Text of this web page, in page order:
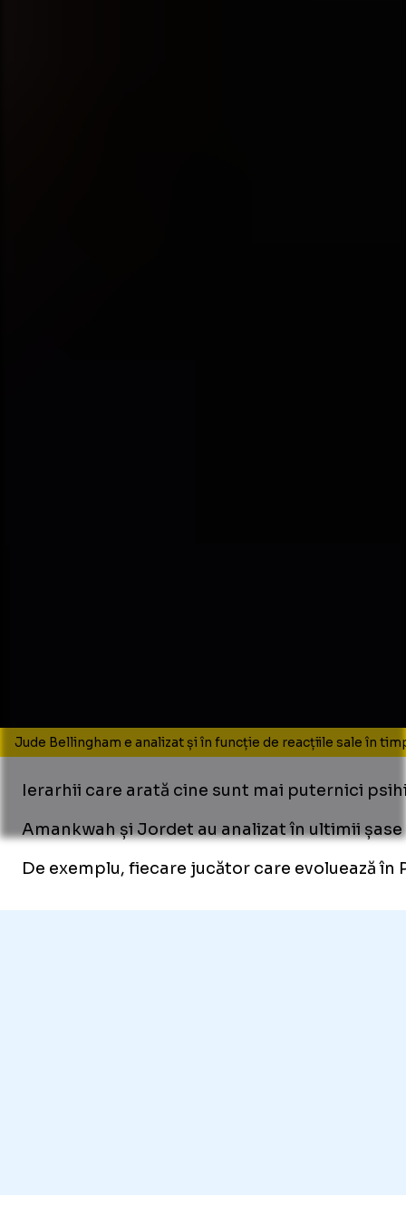
Jude Bellingham e analizat și în funcție de reacțiile sale în
Ierarhii care arată cine sunt mai puternici
Amankwah și Jordet au analizat în ultimii
De exemplu, fiecare jucător care evoluează